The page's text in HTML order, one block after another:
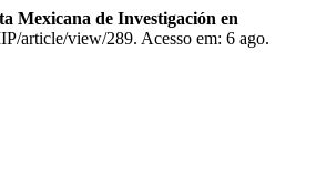
Mexicana de Investigación en
article/view/289. Acesso em: 6 ago.